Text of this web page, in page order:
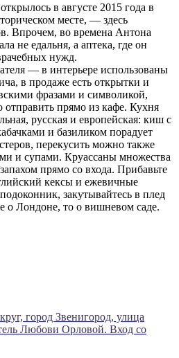
в августе 2015 года в
месте, — здесь
Впрочем, во времена Антона
не едальня, а аптека, где он
нужд.
— в интерьере использованы
в продаже есть открытки и
фразами и символикой,
прямо из кафе. Кухня
русская и европейская: киш с
и базиликом порадует
перекусить можно также
и супами. Круассаны множества
прямо со входа. Прибавьте
кексы и ежевичные
закутывайтесь в плед
о Лондоне, то о вишневом саде.
город Звенигород, улица
Любови Орловой. Вход со